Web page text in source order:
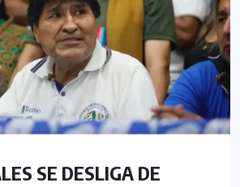
SE DESLIGA DE